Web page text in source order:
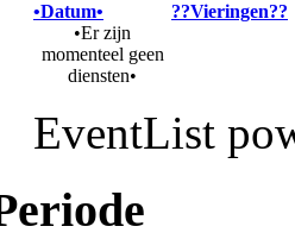
•Datum•
??Vieringen??
•Er zijn
momenteel geen
diensten•
EventList